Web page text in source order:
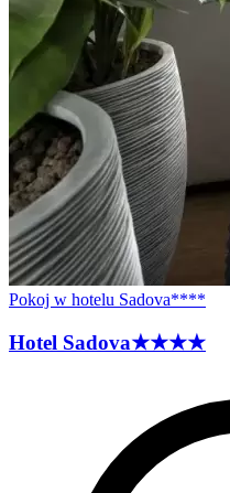
Pokoj w hotelu Sadova****
Hotel Sadova★★★★